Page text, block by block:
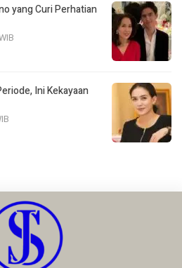
yang Curi Perhatian
Ini Kekayaan